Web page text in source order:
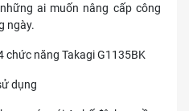
ai muốn nâng cấp công
ngày.
chức năng Takagi G1135BK
dụng